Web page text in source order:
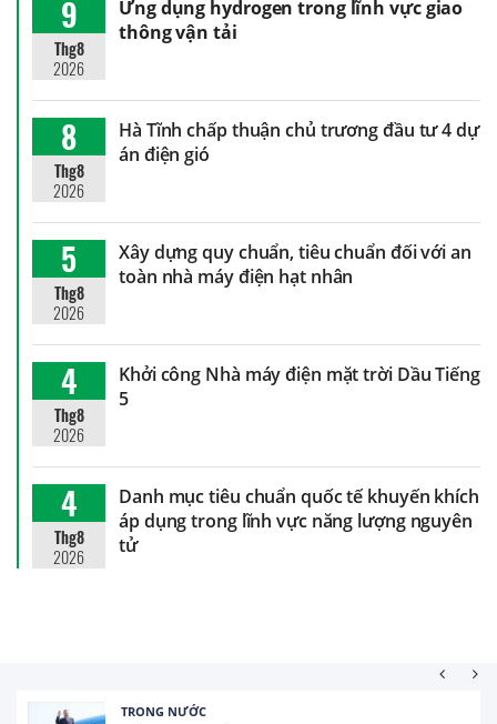
9
Thg8
2026
Ứng dụng hydrogen trong lĩnh vực giao
thông vận tải
8
Thg8
2026
Hà Tĩnh chấp thuận chủ trương đầu tư 4 dự
án điện gió
5
Thg8
2026
Xây dựng quy chuẩn, tiêu chuẩn đối với an
toàn nhà máy điện hạt nhân
4
Thg8
2026
Khởi công Nhà máy điện mặt trời Dầu Tiếng
5
4
Thg8
2026
Danh mục tiêu chuẩn quốc tế khuyến khích
áp dụng trong lĩnh vực năng lượng nguyên
tử
HOẠT ĐỘNG ĐẦU TƯ